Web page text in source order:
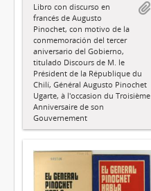
Libro con discurso en
francés de Augusto
Pinochet, con motivo de la
conmemoración del tercer
aniversario del Gobierno,
titulado Discours de M. le
Président de la République du
Chilí, Général Augusto Pinochet
Ugarte, à l'occasion du Troisième
Anniversaire de son
Gouvernement